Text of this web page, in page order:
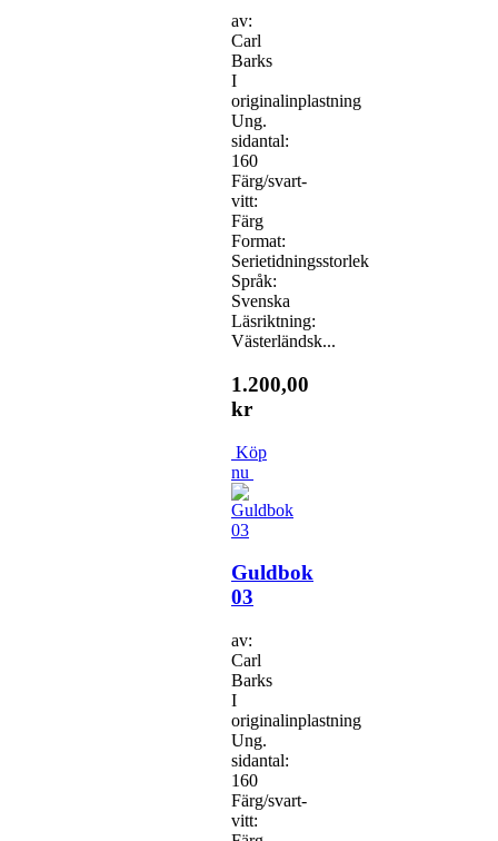
av:
Carl
Barks
I
originalinplastning
Ung.
sidantal:
160
Färg/svart-
vitt:
Färg
Format:
Serietidningsstorlek
Språk:
Svenska
Läsriktning:
Västerländsk...
1.200,00
kr
Köp
nu
Guldbok
03
av:
Carl
Barks
I
originalinplastning
Ung.
sidantal:
160
Färg/svart-
vitt: